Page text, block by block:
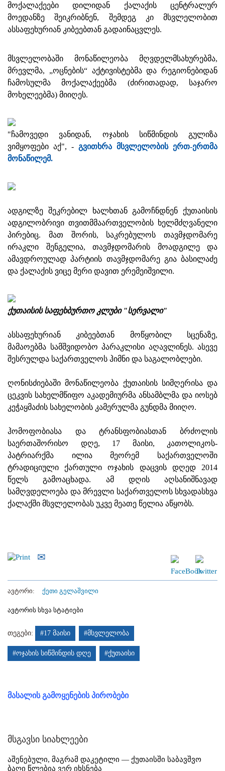
მოქალაქეები დილიდან ქალაქის ცენტრალურ
მოედანზე შეიკრიბნენ, შემდეგ კი მსვლელობით
ასსაფეხურიან კიბეებთან გადაინაცვლეს.
მსვლელობაში მონაწილეობა მღვდელმსახურებმა,
მრევლმა, „ოცნების“ აქტივისტებმა და რეგიონებიდან
ჩამოსულმა მოქალაქეებმა (ძირითადად, საჯარო
მოხელეებმა) მიიღეს.
"ჩამოვედი ვანიდან, ოჯახის სიწმინდის გულიზა
ვიმყოფები აქ", - გვითხრა მსვლელობის ერთ-ერთმა
მონაწილემ.
ადგილზე შეკრებილ ხალხთან გამოჩნდნენ ქუთაისის
ადგილობრივი თვითმმაართველობის ხელმძღვანელი
პირებიც. მათ შორის, საკრებულოს თავმჯდომარე
ირაკლი შენგელია, თავმჯდომარის მოადგილე და
ამავდროულად პარტიის თავმჯდომარე გია ბასილაძე
და ქალაქის ვიცე მერი დავით ერემეიშვილი.
ქუთაისის საფეხბურთო კლუბი "სერვალი"
ასსაფეხურიან კიბეებთან მოწყობილ სცენაზე,
მამაოებმა სამშვიდობო პარაკლისი აღავლინეს. ასევე
შესრულდა საქართველოს ჰიმნი და საგალობლები.
ღონისძიებაში მონაწილეობა ქუთაისის სიმღერისა და
ცეკვის სახელმწიფო აკადემიურმა ანსამბლმა და იოსებ
კეჭაყმაძის სახელობის კამერულმა გუნდმა მიიღო.
ჰომოფობიასა და ტრანსფობიასთან ბრძოლის
საერთაშორისო დღე, 17 მაისი, კათოლიკოს-
პატრიარქმა ილია მეორემ საქართველოში
ტრადიციული ქართული ოჯახის დაცვის დღედ 2014
წელს გამოაცხადა. ამ დღის აღსანიშნავად
სამღვდელოება და მრევლი საქართველოს სხვადასხვა
ქალაქში მსვლელობას უკვე მეათე წელია აწყობს.
ავტორი: ქეთი გელაშვილი
ავტორის სხვა სტატიები
თეგები: #17 მაისი #მსვლელობა
#ოჯახის სიწმინდის დღე #ქუთაისი
მასალის გამოყენების პირობები
მსგავსი სიახლეები
აშენებული, მაგრამ დაკეტილი — ქუთაისში საბავშვო
ბაღი წლებია ვერ იხსნება